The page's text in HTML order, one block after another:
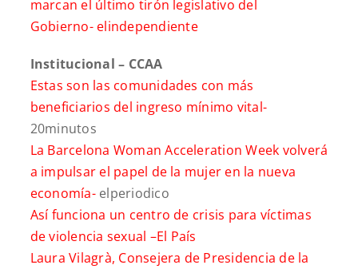
marcan el último tirón legislativo del
Gobierno- elindependiente
Institucional – CCAA
Estas son las comunidades con más
beneficiarios del ingreso mínimo vital-
20minutos
La Barcelona Woman Acceleration Week volverá
a impulsar el papel de la mujer en la nueva
economía- elperiodico
Así funciona un centro de crisis para víctimas
de violencia sexual –El País
Laura Vilagrà, Consejera de Presidencia de la